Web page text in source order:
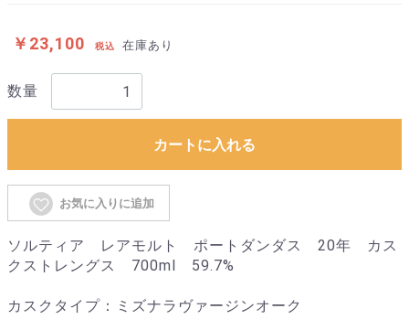
￥23,100 税込 在庫あり
数量
カートに入れる
お気に入りに追加
ソルティア レアモルト ポートダンダス 20年 カス
クストレングス 700ml 59.7%
カスクタイプ：ミズナラヴァージンオーク